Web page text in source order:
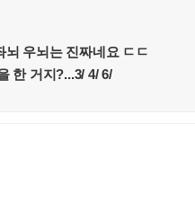
우뇌는 진짜네요 ㄷㄷ
한 거지?...3/ 4/ 6/